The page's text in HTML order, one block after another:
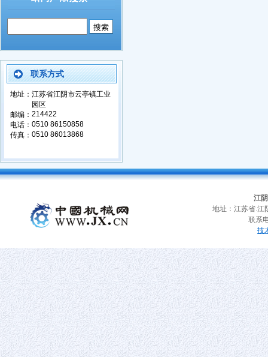
联系方式
地址： 江苏省江阴市云亭镇工业
园区
邮编： 214422
电话： 0510 86150858
传真： 0510 86013868
江
地址：江苏省.江
联系
技